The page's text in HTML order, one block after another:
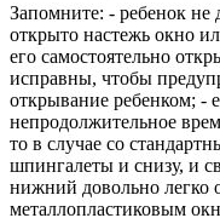
Запомните: - ребенок не
открыто настежь окно
его самостоятельно
исправны, чтобы
открывание ребенком; -
непродолжительное
то в случае со
шпингалеты и снизу, и
нижний довольно легко
металлопластиковым